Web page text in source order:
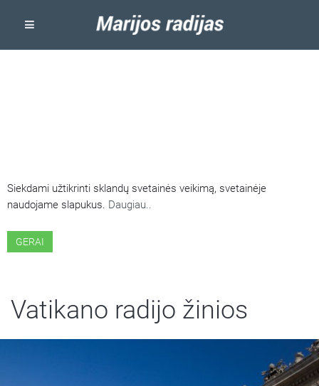
Siekdami užtikrinti sklandų svetainės veikimą, svetainėje
naudojame slapukus. Daugiau..
GERAI
Vatikano radijo žinios